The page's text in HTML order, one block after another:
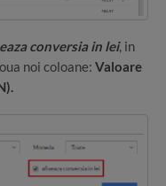
conversia in lei, in
noi coloane: Valoare